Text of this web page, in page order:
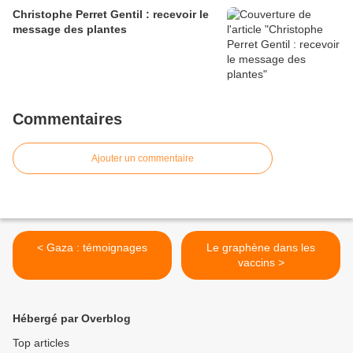
Christophe Perret Gentil : recevoir le
message des plantes
Commentaires
Ajouter un commentaire
< Gaza : témoignages
Le graphène dans les
vaccins >
Hébergé par Overblog
Top articles